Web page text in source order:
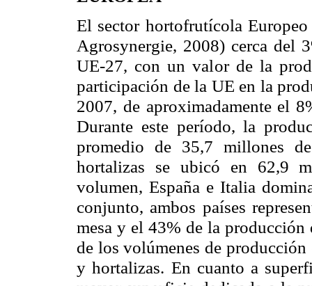
El sector hortofrutícola
Agrosynergie, 2008) cerca del
UE-27, con un valor de la
participación de la UE en la
2007, de aproximadamente el
Durante este período, la
promedio de 35,7 millones
hortalizas se ubicó en 62,9
volumen, España e Italia
conjunto, ambos países
mesa y el 43% de la
de los volúmenes de
y hortalizas. En cuanto a